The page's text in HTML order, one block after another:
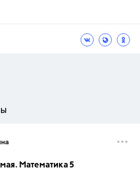
Математика 5